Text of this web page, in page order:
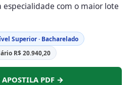
especialidade com o maior lote
Superior · Bacharelado
R$ 20.940,20
APOSTILA PDF →